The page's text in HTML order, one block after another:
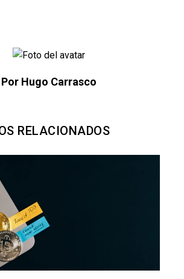
Por Hugo Carrasco
RELACIONADOS